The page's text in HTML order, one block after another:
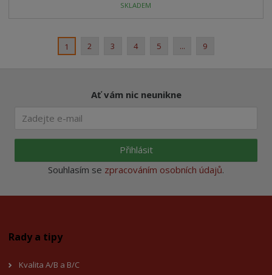
SKLADEM
1 2 3 4 5 ... 9
Ať vám nic neunikne
Přihlásit
Souhlasím se zpracováním osobních údajů.
Rady a tipy
Kvalita A/B a B/C